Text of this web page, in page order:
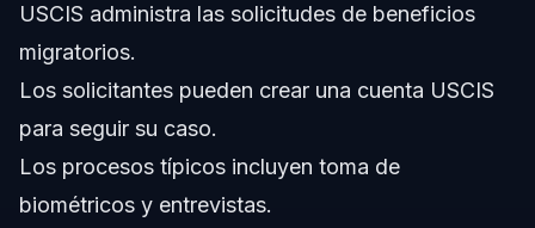
¿Cómo actualizo mi dirección con USCIS?
Acerca de Vasquez Law Firm
Confianza y Experiencia de Nuestros Abogados
Fuentes y Referencias
USCIS administra las solicitudes de beneficios
migratorios.
Los solicitantes pueden crear una cuenta USCIS
para seguir su caso.
Los procesos típicos incluyen toma de
biométricos y entrevistas.